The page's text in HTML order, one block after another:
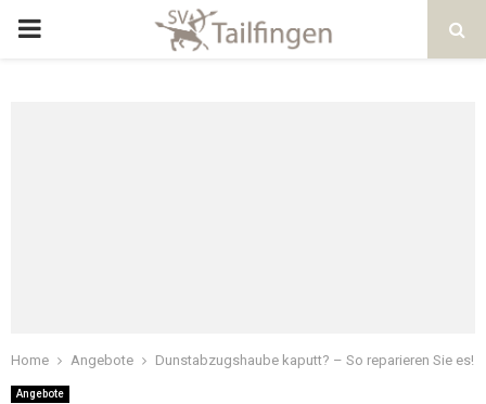
Home Angebote Dunstabzugshaube kaputt? – So reparieren Sie es!
Angebote